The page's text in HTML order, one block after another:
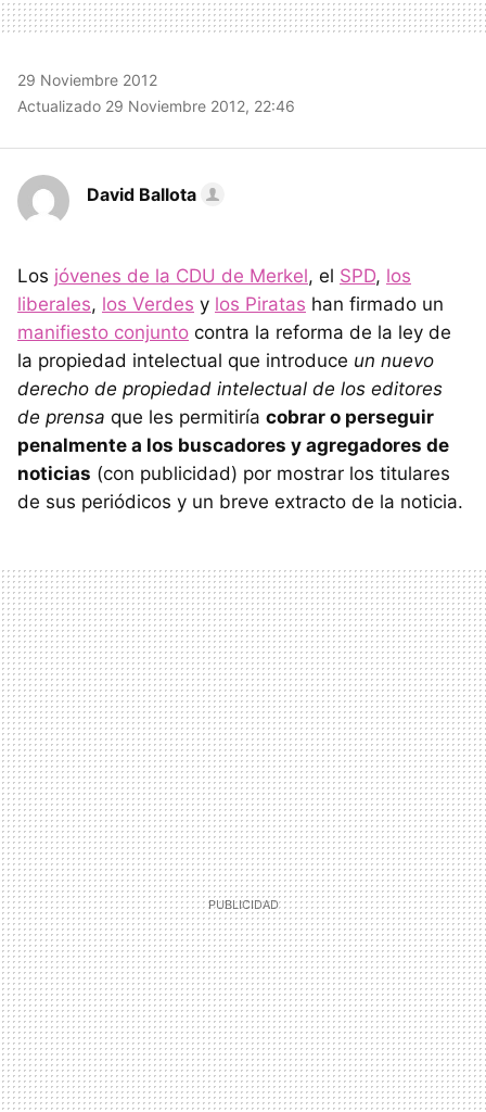
29 Noviembre 2012
Actualizado 29 Noviembre 2012, 22:46
David Ballota
Los jóvenes de la CDU de Merkel, el SPD, los
liberales, los Verdes y los Piratas han firmado un
manifiesto conjunto contra la reforma de la ley de
la propiedad intelectual que introduce un nuevo
derecho de propiedad intelectual de los editores
de prensa que les permitiría cobrar o perseguir
penalmente a los buscadores y agregadores de
noticias (con publicidad) por mostrar los titulares
de sus periódicos y un breve extracto de la noticia.